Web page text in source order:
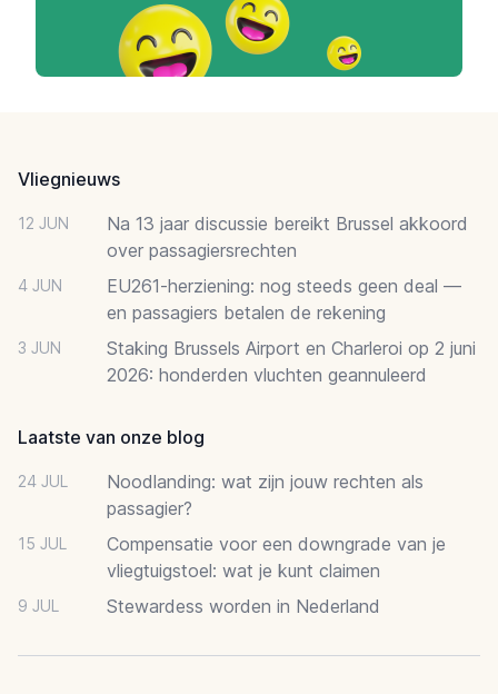
Vliegnieuws
12 JUN
Na 13 jaar discussie bereikt Brussel akkoord
over passagiersrechten
4 JUN
EU261-herziening: nog steeds geen deal —
en passagiers betalen de rekening
3 JUN
Staking Brussels Airport en Charleroi op 2 juni
2026: honderden vluchten geannuleerd
Laatste van onze blog
24 JUL
Noodlanding: wat zijn jouw rechten als
passagier?
15 JUL
Compensatie voor een downgrade van je
vliegtuigstoel: wat je kunt claimen
9 JUL Stewardess worden in Nederland